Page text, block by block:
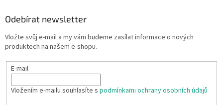
Odebírat newsletter
Vložte svůj e-mail a my vám budeme zasílat informace o nových
produktech na našem e-shopu.
E-mail
Vložením e-mailu souhlasíte s podmínkami ochrany osobních údajů